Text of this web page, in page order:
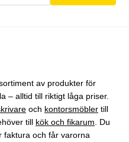
av produkter för
– alltid till riktigt låga priser.
och kontorsmöbler till
till kök och fikarum . Du
faktura och får varorna